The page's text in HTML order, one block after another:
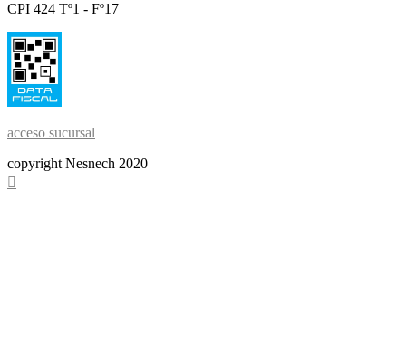
CPI 424 Tº1 - Fº17
acceso sucursal
copyright Nesnech 2020
Scroll